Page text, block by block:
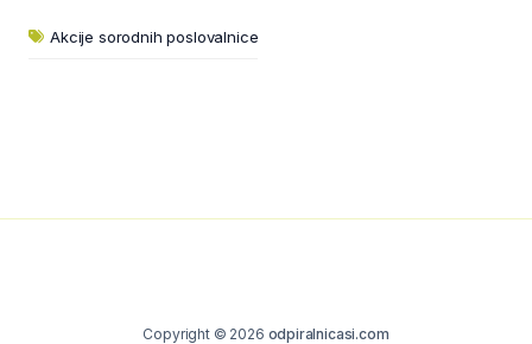
Akcije sorodnih poslovalnice
Copyright © 2026 odpiralnicasi.com